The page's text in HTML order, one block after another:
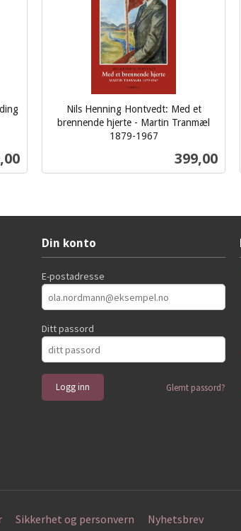
Nils Henning Hontvedt: Med et
brennende hjerte - Martin Tranmæl
1879-1967
Pris
399,00
Din konto
E-postadresse
Ditt passord
Glemt passord?
Sikkerhet og personvern Nyhetsbrev